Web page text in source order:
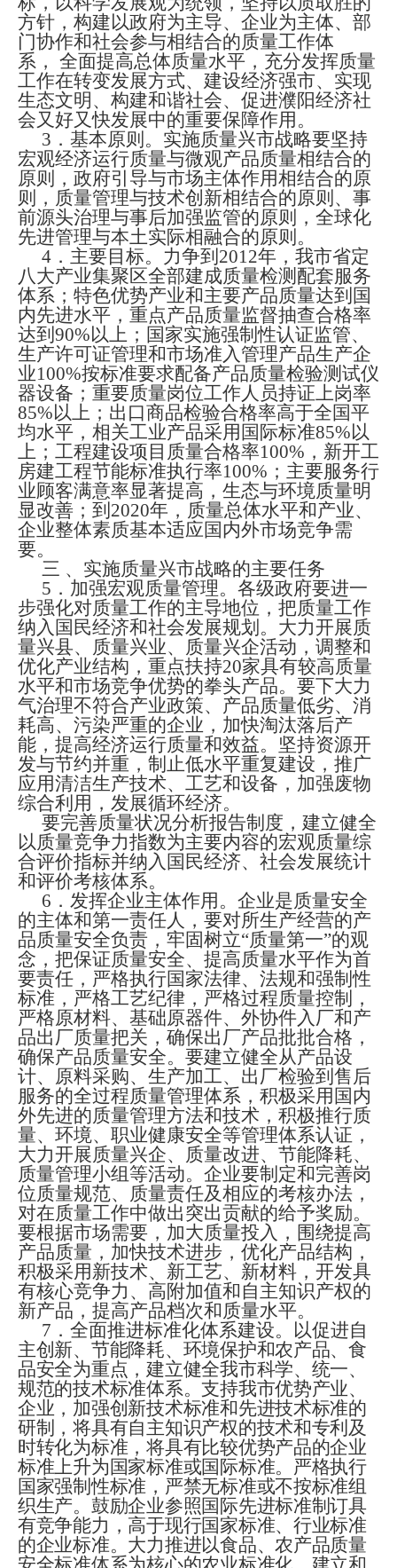
方针，构建以政府为主导、企业为主体、部
门协作和社会参与相结合的质量工作体
系 ， 全面提高总体质量水平 ， 充分发挥质量
工作在转变发展方式、建设经济强市、实现
生态文明、构建和谐社会、促进濮阳经济社
会又好又快发展中的重要保障作用。
3 ．基本原则。实施质量兴市战略要坚持
宏观经济运行质量与微观产品质量相结合的
原则，政府引导与市场主体作用相结合的原
则，质量管理与技术创新相结合的原则、事
前源头治理与事后加强监管的原则，全球化
先进管理与本土实际相融合的原则。
4 ．主要目标。力争到 2012年，我市省定
八大产业集聚区全部建成质量检测配套服务
体系；特色优势产业和主要产品质量达到国
内先进水平 ， 重点产品质量监督抽查合格率
达到 90%以上；国家实施强制性认证监管、
生产许可证管理和市场准入管理产品生产企
业100%按标准要求配备产品质量检验测试仪
器设备；重要质量岗位工作人员持证上岗率
85%以上；出口商品检验合格率高于全国平
均水平，相关工业产品采用国际标准85%以
上；工程建设项目质量合格率100% ，新开工
房建工程节能标准执行率100% ；主要服务行
业顾客满意率显著提高，生态与环境质量明
显改善；到 2020年，质量总体水平和产业、
企业整体素质基本适应国内外市场竞争需
要。
三 、实施质量兴市战略的主要任务
5 ．加强宏观质量管理。各级政府要进一
步强化对质量工作的主导地位，把质量工作
纳入国民经济和社会发展规划。大力开展质
量兴县、质量兴业、质量兴企活动，调整和
优化产业结构，重点扶持20家具有较高质量
水平和市场竞争优势的拳头产品。要下大力
气治理不符合产业政策、产品质量低劣、消
耗高、污染严重的企业，加快淘汰落后产
能，提高经济运行质量和效益。坚持资源开
发与节约并重，制止低水平重复建设，推广
应用清洁生产技术、工艺和设备，加强废物
综合利用，发展循环经济。
要完善质量状况分析报告制度，建立健全
以质量竞争力指数为主要内容的宏观质量综
合评价指标并纳入国民经济、社会发展统计
和评价考核体系。
6 ．发挥企业主体作用。企业是质量安全
的主体和第一责任人，要对所生产经营的产
品质量安全负责，牢固树立“质量第一”的观
念，把保证质量安全、提高质量水平作为首
要责任，严格执行国家法律、法规和强制性
标准 ， 严格工艺纪律，严格过程质量控制，
严格原材料、基础原器件、外协件入厂和产
品出厂质量把关，确保出厂产品批批合格，
确保产品质量安全。要建立健全从产品设
计、原料采购、生产加工、出厂检验到售后
服务的全过程质量管理体系，积极采用国内
外先进的质量管理方法和技术，积极推行质
量、环境、职业健康安全等管理体系认证，
大力开展质量兴企、质量改进、节能降耗、
质量管理小组等活动。企业要制定和完善岗
位质量规范、质量责任及相应的考核办法，
对在质量工作中做出突出贡献的给予奖励。
要根据市场需要，加大质量投入，围绕提高
产品质量，加快技术进步 ， 优化产品结构，
积极采用新技术、新工艺、新材料，开发具
有核心竞争力、高附加值和自主知识产权的
新产品，提高产品档次和质量水平。
7 ．全面推进标准化体系建设。
以促进自
主创新、节能降耗、环境保护和农产品、食
品安全为重点，建立健全我市科学、统一、
规范的技术标准体系。支持我市优势产业、
企业，加强创新技术标准和先进技术标准的
研制，将具有自主知识产权的技术和专利及
时转化为标准，将具有比较优势产品的企业
标准上升为国家标准或国际标准。严格执行
国家强制性标准，严禁无标准或不按标准组
织生产。鼓励企业参照国际先进标准制订具
有竞争能力，高于现行国家标准、行业标准
的企业标准。大力推进以食品、农产品质量